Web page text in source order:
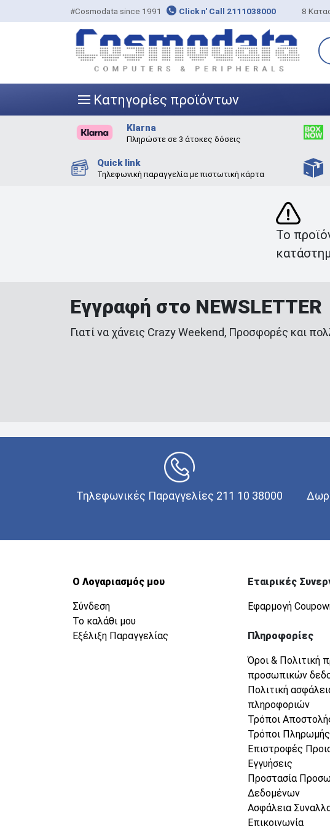
#Cosmodata since 1991 Click n' Call 2111038000 8
||| Κατηγορίες προϊόντων
Klarna
Πληρώστε σε 3 άτοκες δόσεις
Quick link
Τηλεφωνική παραγγελία με πιστωτική κάρτα
Το
Εγγραφή στο NEWSLETTER
Γιατί να χάνεις Crazy Weekend, Προσφορές και
Τηλεφωνικές Παραγγελίες 211 10 38000
Ο Λογαριασμός μου
Σύνδεση
Το καλάθι μου
Εξέλιξη Παραγγελίας
Εταιρικές
Εφαρμογή
Πληροφορίες
Όροι & Πολιτική
προσωπικών
Πολιτική
πληροφοριών
Τρόποι
Τρόποι Πληρωμής
Επιστροφές
Εγγυήσεις
Προστασία
Δεδομένων
Ασφάλεια
Επικοινωνία